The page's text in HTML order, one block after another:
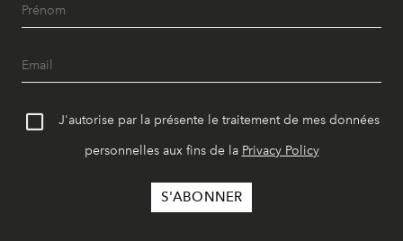
J'autorise par la présente le traitement de mes données
personnelles aux fins de la Privacy Policy